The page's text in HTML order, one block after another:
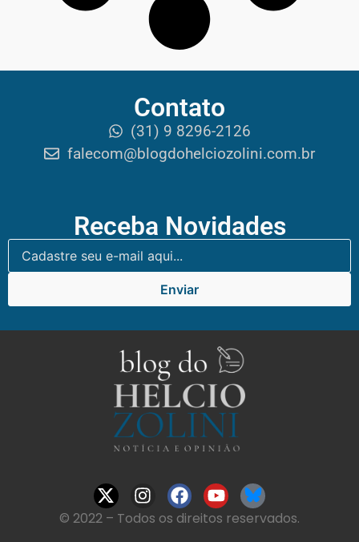
Contato
(31) 9 8296-2126
falecom@blogdohelciozolini.com.br
Receba Novidades
Enviar
© 2022 – Todos os direitos reservados.